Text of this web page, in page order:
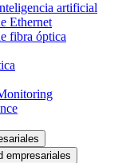
artificial
Ethernet
fibra óptica
empresariales